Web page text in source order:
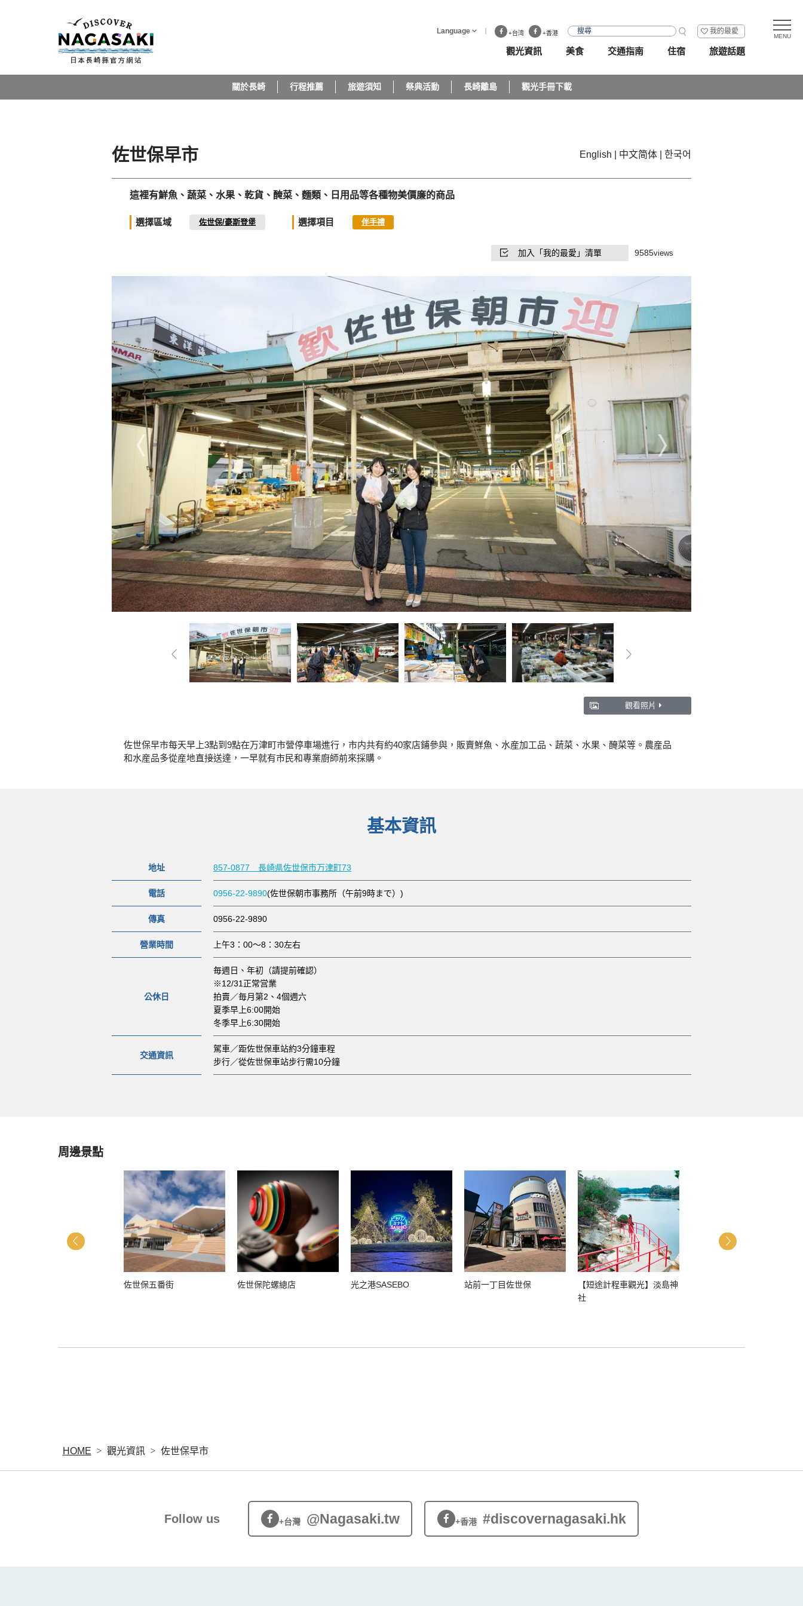
Language +台湾 +香港 我的最愛
觀光資訊 美食 交通指南 住宿 旅遊話題
關於長崎 行程推薦 旅遊須知 祭典活動 長崎離島 觀光手冊下載
佐世保早市 English 中文简体 한국어
這裡有鮮魚、蔬菜、水果、乾貨、醃菜、麵類、日用品等各種物美價廉的商品
選擇區域 佐世保/豪斯登堡 選擇項目 伴手禮
加入「我的最愛」清單 9585views
觀看照片
佐世保早市每天早上3點到9點在万津町市營停車場進行，市内共有約40家店鋪參與，販賣鮮魚、水産加工品、蔬菜、水果、醃菜等。農産品
和水産品多從産地直接送達，一早就有市民和專業廚師前來採購。
基本資訊
地址 857-0877 長崎県佐世保市万津町73
電話 0956-22-9890(佐世保朝市事務所（午前9時まで）)
傳真 0956-22-9890
營業時間 上午3：00～8：30左右
公休日
毎週日、年初（請提前確認）
※12/31正常営業
拍賣／毎月第2、4個週六
夏季早上6:00開始
冬季早上6:30開始
交通資訊
駕車／距佐世保車站約3分鐘車程
步行／從佐世保車站步行需10分鐘
周邊景點
佐世保五番街 佐世保陀螺總店 光之港SASEBO 站前一丁目佐世保
【短途計程車觀光】淡島神
社
HOME 觀光資訊 佐世保早市
Follow us +台灣 @Nagasaki.tw +香港 #discovernagasaki.hk